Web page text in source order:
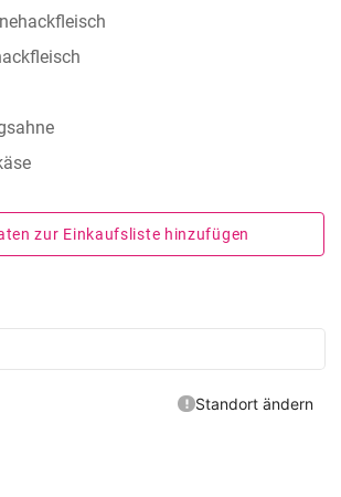
zur Einkaufsliste hinzufügen